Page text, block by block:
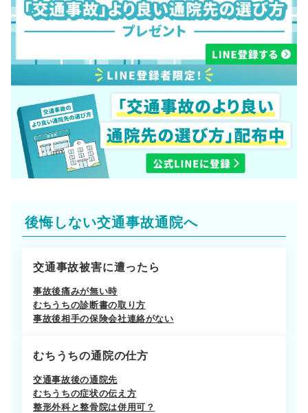
後悔しない交通事故通院へ
交通事故被害に遭ったら
事故後痛みが無い時
むちうちの診断書の取り方
事故後相手の保険会社連絡がない
むちうちの通院の仕方
交通事故後の通院先
むちうちの症状の伝え方
整形外科と整骨院は併用可？